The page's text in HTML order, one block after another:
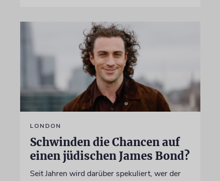
LONDON
Schwinden die Chancen auf
einen jüdischen James Bond?
Seit Jahren wird darüber spekuliert, wer der